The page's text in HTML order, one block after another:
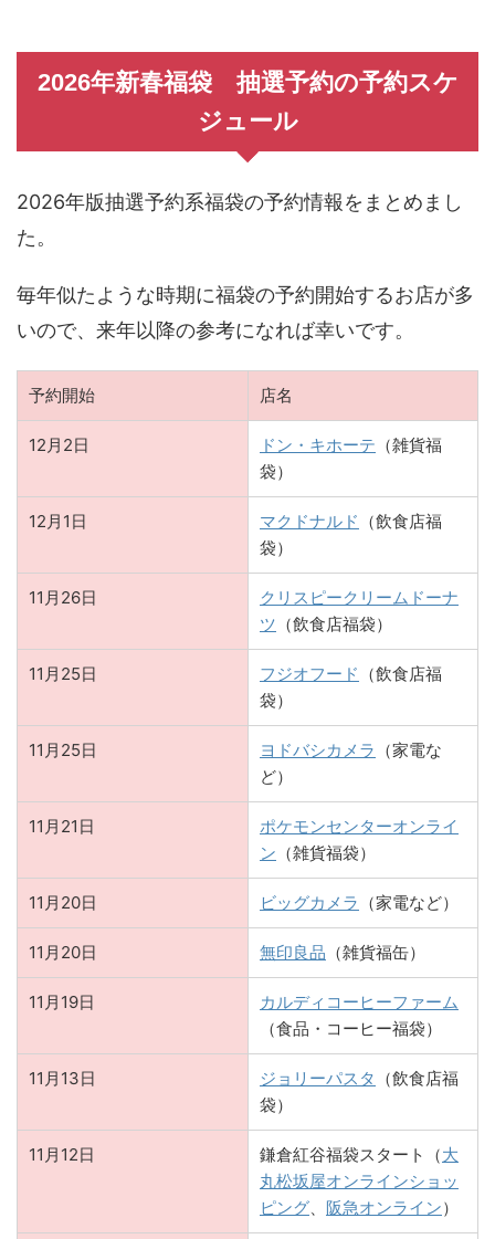
2026年新春福袋 抽選予約の予約スケ
ジュール
2026年版抽選予約系福袋の予約情報をまとめまし
た。
毎年似たような時期に福袋の予約開始するお店が多
いので、来年以降の参考になれば幸いです。
予約開始 店名
12月2日 ドン・キホーテ （雑貨福
袋）
12月1日 マクドナルド （飲食店福
袋）
11月26日
クリスピークリームドーナ
ツ （飲食店福袋）
11月25日 フジオフード （飲食店福
袋）
11月25日 ヨドバシカメラ （家電な
ど）
11月21日
ポケモンセンターオンライ
ン （雑貨福袋）
11月20日 ビッグカメラ （家電など）
11月20日 無印良品 （雑貨福缶）
11月19日
カルディコーヒーファーム
（食品・コーヒー福袋）
11月13日 ジョリーパスタ （飲食店福
袋）
11月12日 鎌倉紅谷福袋スタート（大
丸松坂屋オンラインショッ
ピング
阪急オンライン）